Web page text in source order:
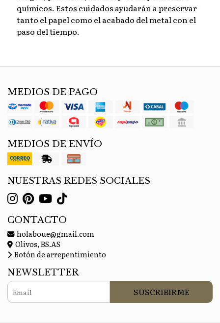
químicos. Estos cuidados ayudarán a preservar
tanto el papel como el acabado del metal con el
paso del tiempo.
MEDIOS DE PAGO
MEDIOS DE ENVÍO
NUESTRAS REDES SOCIALES
CONTACTO
holaboue@gmail.com
Olivos, BS.AS
Botón de arrepentimiento
NEWSLETTER
SUSCRIBIRME